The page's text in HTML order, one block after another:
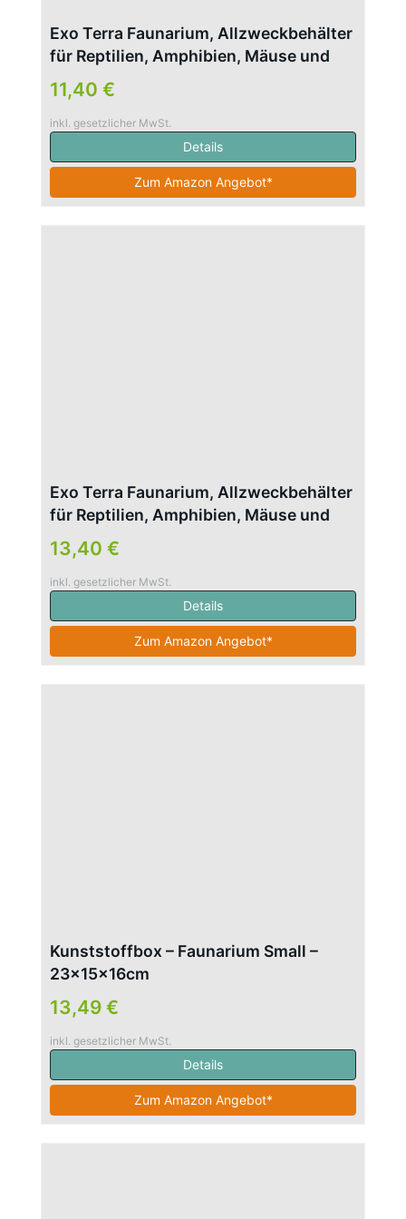
Exo Terra Faunarium, Allzweckbehälter
für Reptilien, Amphibien, Mäuse und
Insekten, mittel, 30 x 19,5 x 19,5cm
11,40 €
inkl. gesetzlicher MwSt.
Details
Zum Amazon Angebot*
Exo Terra Faunarium, Allzweckbehälter
für Reptilien, Amphibien, Mäuse und
Insekten, mittel flach, 36 x 22 x 16,5cm
13,40 €
inkl. gesetzlicher MwSt.
Details
Zum Amazon Angebot*
Kunststoffbox – Faunarium Small –
23x15x16cm
13,49 €
inkl. gesetzlicher MwSt.
Details
Zum Amazon Angebot*